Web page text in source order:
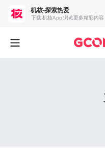
机核-探索热爱
下载 机核App 浏览更多精彩内容